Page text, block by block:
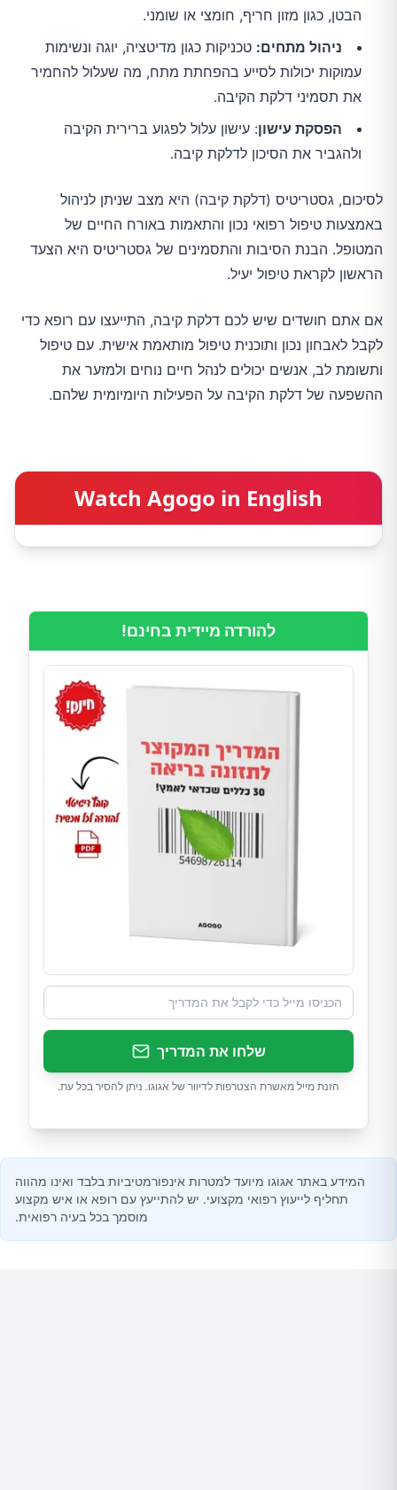
הבטן, כגון מזון חריף, חומצי או שומני.
ניהול מתחים: טכניקות כגון מדיטציה, יוגה ונשימות
עמוקות יכולות לסייע בהפחתת מתח, מה שעלול להחמיר
את תסמיני דלקת הקיבה.
הפסקת עישון: עישון עלול לפגוע ברירית הקיבה
ולהגביר את הסיכון לדלקת קיבה.
לסיכום, גסטריטיס (דלקת קיבה) היא מצב שניתן לניהול
באמצעות טיפול רפואי נכון והתאמות באורח החיים של
המטופל. הבנת הסיבות והתסמינים של גסטריטיס היא הצעד
הראשון לקראת טיפול יעיל.
אם אתם חושדים שיש לכם דלקת קיבה, התייעצו עם רופא כדי
לקבל לאבחון נכון ותוכנית טיפול מותאמת אישית. עם טיפול
ותשומת לב, אנשים יכולים לנהל חיים נוחים ולמזער את
ההשפעה של דלקת הקיבה על הפעילות היומיומית שלהם.
Watch Agogo in English
להורדה מיידית בחינם!
שלחו את המדריך
הזנת מייל מאשרת הצטרפות לדיוור של אגוגו. ניתן להסיר בכל עת.
המידע באתר אגוגו מיועד למטרות אינפורמטיביות בלבד ואינו מהווה
תחליף לייעוץ רפואי מקצועי. יש להתייעץ עם רופא או איש מקצוע
מוסמך בכל בעיה רפואית.